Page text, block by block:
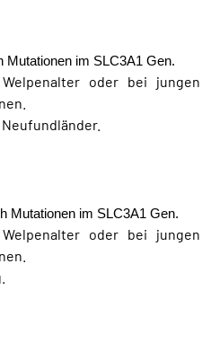
im SLC3A1 Gen.
oder bei jungen
Mutationen im SLC3A1 Gen.
oder bei jungen